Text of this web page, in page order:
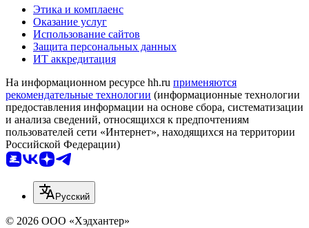
Этика и комплаенс
Оказание услуг
Использование сайтов
Защита персональных данных
ИТ аккредитация
На информационном ресурсе hh.ru применяются
рекомендательные технологии (информационные технологии
предоставления информации на основе сбора, систематизации
и анализа сведений, относящихся к предпочтениям
пользователей сети «Интернет», находящихся на территории
Российской Федерации)
Русский
© 2026 ООО «Хэдхантер»